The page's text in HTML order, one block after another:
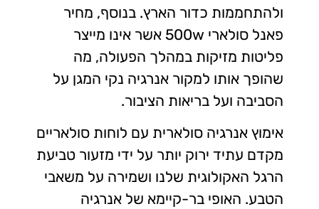
ולהתחממות כדור הארץ. בנוסף, מחיר
פאנל סולארי 500w אשר אינו מייצר
פליטות מזיקות במהלך הפעולה, מה
שהופך אותו למקור אנרגיה נקי המגן על
הסביבה ועל בריאות הציבור.
אימוץ אנרגיה סולארית עם לוחות סולאריים
מקדם עתיד ירוק יותר על ידי מזעור טביעת
הרגל האקולוגית שלנו ושמירה על משאבי
הטבע. האופי בר-קיימא של אנרגיה